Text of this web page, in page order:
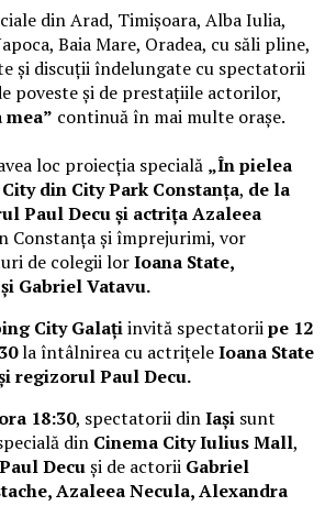
din Arad, Timișoara, Alba Iulia,
Baia Mare, Oradea, cu săli pline,
și discuții îndelungate cu spectatorii
poveste și de prestațiile actorilor,
mea” continuă în mai multe orașe.
loc proiecția specială „În pielea
din City Park Constanța, de la
Paul Decu și actrița Azaleea
Constanța și împrejurimi, vor
de colegii lorIoana State,
Gabriel Vatavu.
City Galațiinvită spectatoriipe 12
la întâlnirea cu actrițeleIoana State
regizorul Paul Decu.
18:30, spectatorii dinIași sunt
din Cinema City Iulius Mall,
Paul Decuși de actorii Gabriel
Azaleea Necula, Alexandra